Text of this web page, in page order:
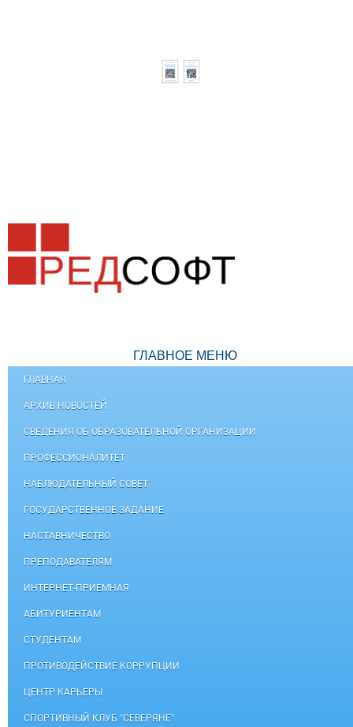
ГЛАВНОЕ МЕНЮ
ГЛАВНАЯ
АРХИВ НОВОСТЕЙ
СВЕДЕНИЯ ОБ ОБРАЗОВАТЕЛЬНОЙ ОРГАНИЗАЦИИ
ПРОФЕССИОНАЛИТЕТ
НАБЛЮДАТЕЛЬНЫЙ СОВЕТ
ГОСУДАРСТВЕННОЕ ЗАДАНИЕ
НАСТАВНИЧЕСТВО
ПРЕПОДАВАТЕЛЯМ
ИНТЕРНЕТ-ПРИЕМНАЯ
АБИТУРИЕНТАМ
СТУДЕНТАМ
ПРОТИВОДЕЙСТВИЕ КОРРУПЦИИ
ЦЕНТР КАРЬЕРЫ
СПОРТИВНЫЙ КЛУБ "СЕВЕРЯНЕ"